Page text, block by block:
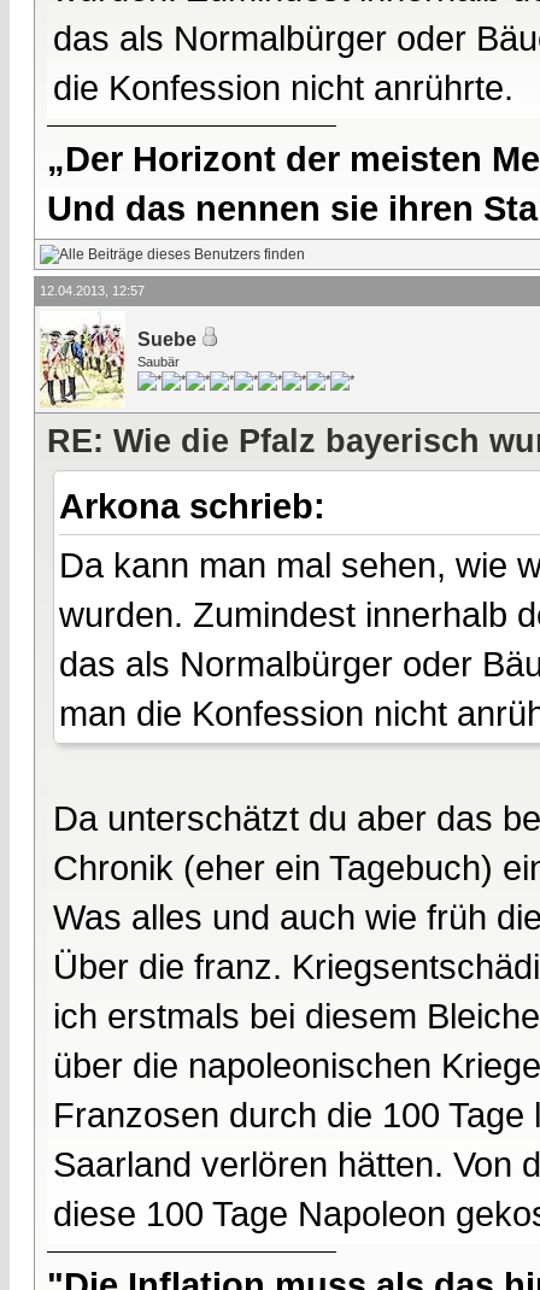
das als Normalbürger oder
die Konfession nicht anrührte.
„Der Horizont der meisten
Und das nennen sie ihren
12.04.2013, 12:57
Suebe
Saubär
RE: Wie die Pfalz bayerisch
Arkona schrieb:
Da kann man mal sehen, wie
wurden. Zumindest innerhalb
das als Normalbürger oder
man die Konfession nicht
Da unterschätzt du aber das
Chronik (eher ein Tagebuch)
Was alles und auch wie früh
Über die franz.
ich erstmals bei diesem
über die napoleonischen
Franzosen durch die 100
Saarland verlören hätten. Von
diese 100 Tage Napoleon